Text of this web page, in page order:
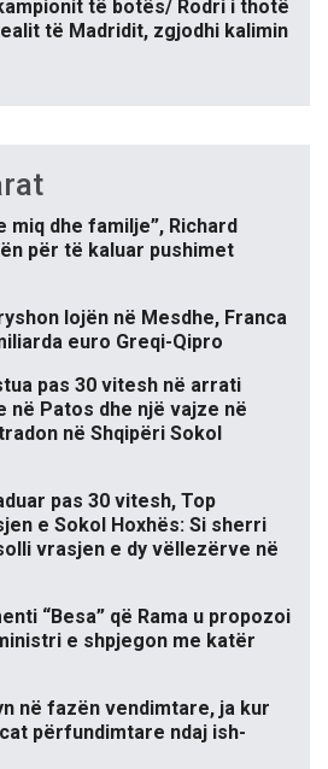
të botës/ Rodri i thotë
të Madridit, zgjodhi kalimin
miq dhe familje”, Richard
për të kaluar pushimet
lojën në Mesdhe, Franca
euro Greqi-Qipro
pas 30 vitesh në arrati
Patos dhe një vajze në
në Shqipëri Sokol
pas 30 vitesh, Top
e Sokol Hoxhës: Si sherri
vrasjen e dy vëllezërve në
“Besa” që Rama u propozoi
e shpjegon me katër
në fazën vendimtare, ja kur
përfundimtare ndaj ish-